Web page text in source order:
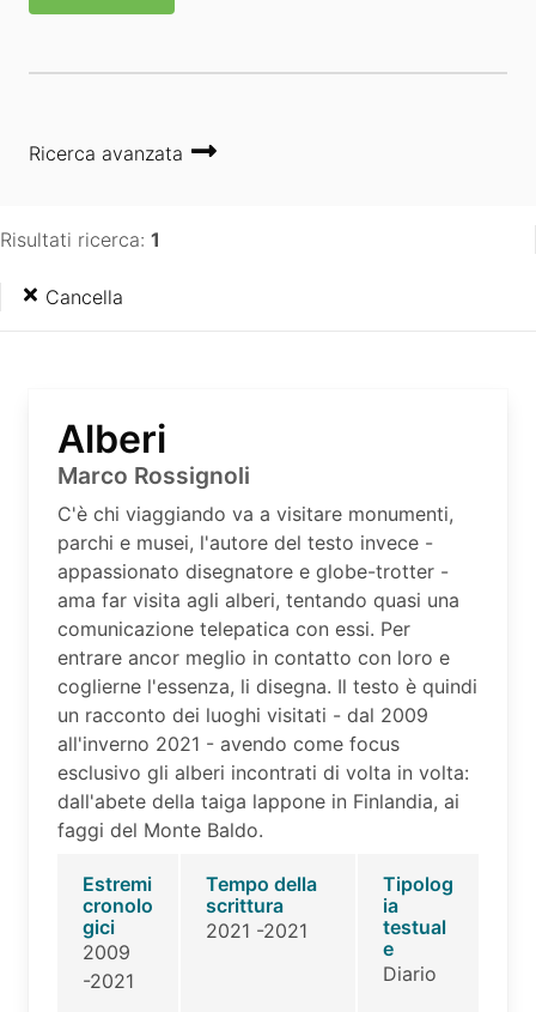
Ricerca avanzata
Risultati ricerca: 1
Cancella
Alberi
Marco Rossignoli
C'è chi viaggiando va a visitare monumenti,
parchi e musei, l'autore del testo invece -
appassionato disegnatore e globe-trotter -
ama far visita agli alberi, tentando quasi una
comunicazione telepatica con essi. Per
entrare ancor meglio in contatto con loro e
coglierne l'essenza, li disegna. Il testo è quindi
un racconto dei luoghi visitati - dal 2009
all'inverno 2021 - avendo come focus
esclusivo gli alberi incontrati di volta in volta:
dall'abete della taiga lappone in Finlandia, ai
faggi del Monte Baldo.
Estremi
cronolo
gici
2009
-2021
Tempo della
scrittura
2021 -2021
Tipolog
ia
testual
e
Diario